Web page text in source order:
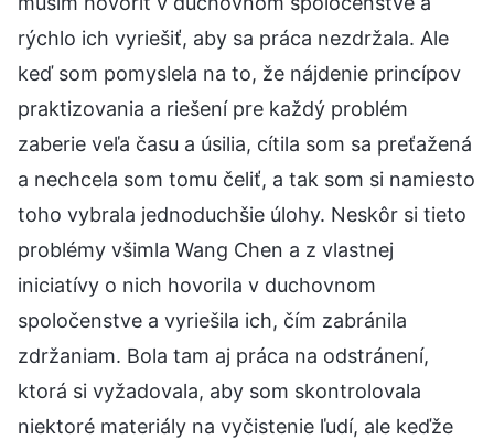
rýchlo ich vyriešiť, aby sa práca nezdržala. Ale
keď som pomyslela na to, že nájdenie princípov
praktizovania a riešení pre každý problém
zaberie veľa času a úsilia, cítila som sa preťažená
a nechcela som tomu čeliť, a tak som si namiesto
toho vybrala jednoduchšie úlohy. Neskôr si tieto
problémy všimla Wang Chen a z vlastnej
iniciatívy o nich hovorila v duchovnom
spoločenstve a vyriešila ich, čím zabránila
zdržaniam. Bola tam aj práca na odstránení,
ktorá si vyžadovala, aby som skontrolovala
niektoré materiály na vyčistenie ľudí, ale keďže